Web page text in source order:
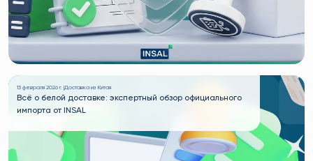
13 февраля 2026 г. | Доставка из Китая
Всё о белой доставке: экспертный обзор официального
импорта от INSAL